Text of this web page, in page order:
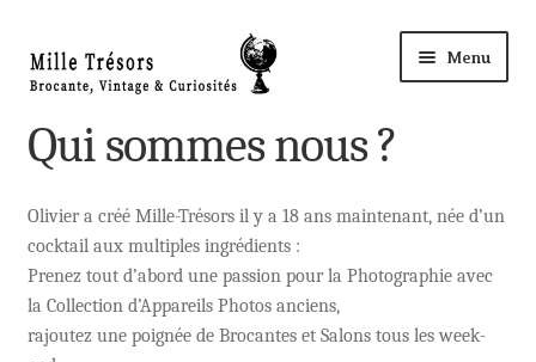
à
navigation
au
Menu
le
enfant
Ma Boutique à ROYE
Panier
Qui sommes nous ?
Olivier a créé Mille-Trésors il y a 18 ans maintenant, née d’un
cocktail aux multiples ingrédients :
Prenez tout d’abord une passion pour la Photographie avec
la Collection d’Appareils Photos anciens,
rajoutez une poignée de Brocantes et Salons tous les week-